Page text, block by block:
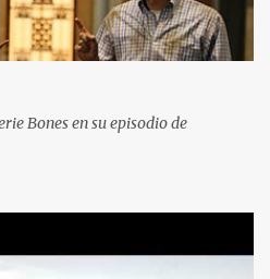
Bones en su episodio de